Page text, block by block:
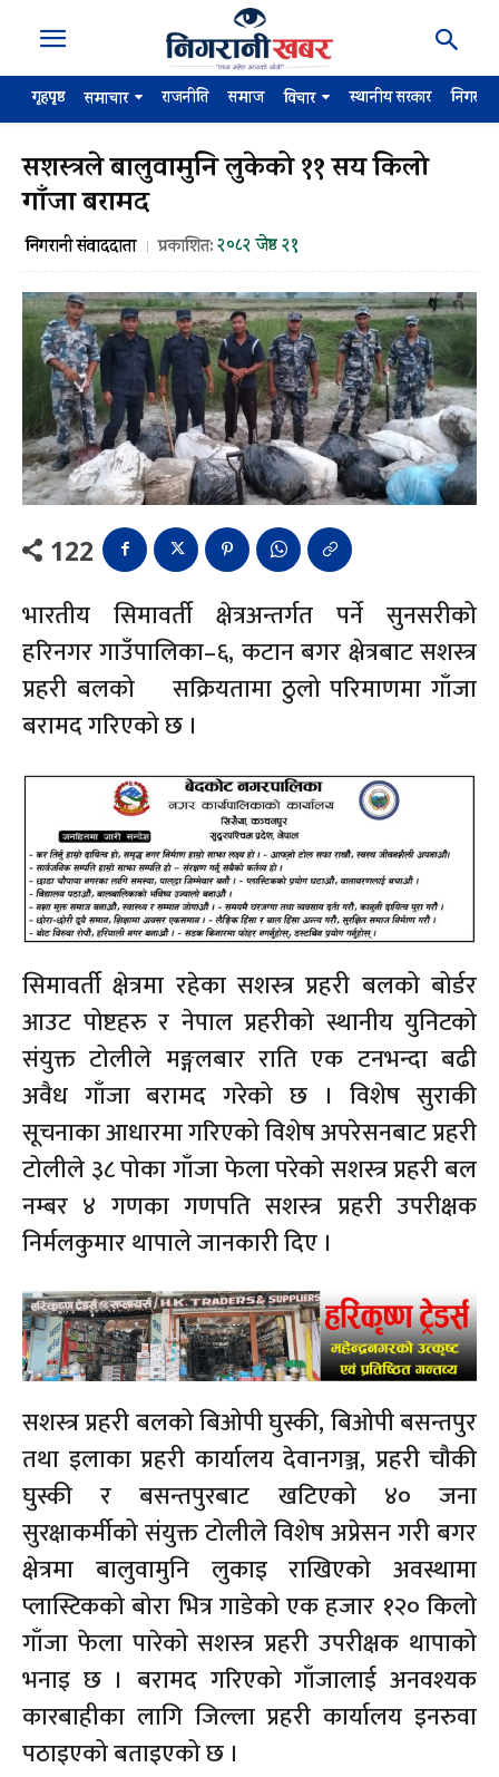
गृहपृष्ठ समाचार राजनीति समाज विचार स्थानीय सरकार
सशस्त्रले बालुवामुनि लुकेको ११ सय किलो
गाँजा बरामद
निगरानी संवाददाता प्रकाशित:२०८२ जेष्ठ २१
122
भारतीय सिमावर्ती क्षेत्रअन्तर्गत पर्ने सुनसरीको
हरिनगर गाउँपालिका–६, कटान बगर क्षेत्रबाट सशस्त्र
प्रहरी बलको सक्रियतामा ठुलो परिमाणमा गाँजा
बरामद गरिएको छ ।
सिमावर्ती क्षेत्रमा रहेका सशस्त्र प्रहरी बलको बोर्डर
आउट पोष्टहरु र नेपाल प्रहरीको स्थानीय युनिटको
संयुक्त टोलीले मङ्गलबार राति एक टनभन्दा बढी
अवैध गाँजा बरामद गरेको छ । विशेष सुराकी
सूचनाका आधारमा गरिएको विशेष अपरेसनबाट प्रहरी
टोलीले ३८ पोका गाँजा फेला परेको सशस्त्र प्रहरी बल
नम्बर ४ गणका गणपति सशस्त्र प्रहरी उपरीक्षक
निर्मलकुमार थापाले जानकारी दिए ।
सशस्त्र प्रहरी बलको बिओपी घुस्की, बिओपी बसन्तपुर
तथा इलाका प्रहरी कार्यालय देवानगञ्ज, प्रहरी चौकी
घुस्की र बसन्तपुरबाट खटिएको ४० जना
सुरक्षाकर्मीको संयुक्त टोलीले विशेष अप्रेसन गरी बगर
क्षेत्रमा बालुवामुनि लुकाइ राखिएको अवस्थामा
प्लास्टिकको बोरा भित्र गाडेको एक हजार १२० किलो
गाँजा फेला पारेको सशस्त्र प्रहरी उपरीक्षक थापाको
भनाइ छ । बरामद गरिएको गाँजालाई अनवश्यक
कारबाहीका लागि जिल्ला प्रहरी कार्यालय इनरुवा
पठाइएको बताइएको छ ।